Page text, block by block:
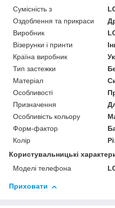
Сумісність з
Оздоблення та прикраси
Виробник
Візерунки і принти
Країна виробник
Тип застежки
Матеріал
Особливості
Призначення
Особливість кольору
Форм-фактор
Колір
Користувальницькі
Моделі телефона
Приховати